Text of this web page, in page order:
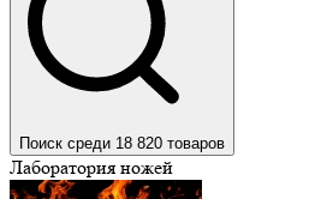
Поиск среди 18 820 товаров
Лаборатория ножей